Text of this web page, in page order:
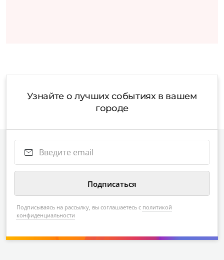
Узнайте о лучших событиях в вашем
городе
Подписываясь на рассылку, вы соглашаетесь с политикой
конфиденциальности